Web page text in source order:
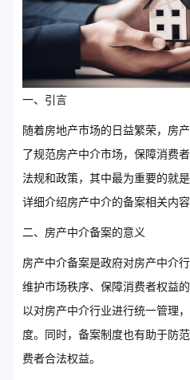
一、引言
随着房地产市场的日益繁荣，房
了规范房产中介市场，保障消费
法规和政策，其中最为重要的就
详细介绍房产中介的备案相关内容
二、房产中介备案的意义
房产中介备案是政府对房产中介
维护市场秩序、保障消费者权益
以对房产中介行业进行统一管理
度。同时，备案制度也有助于防
费者合法权益。